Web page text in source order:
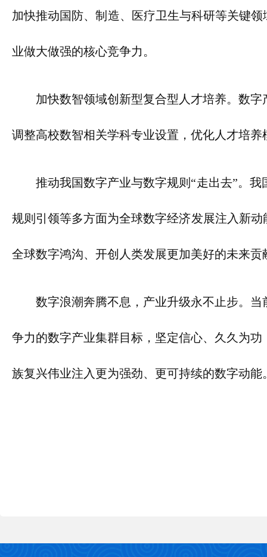
加快推动国防、制造、医疗卫生与科研等关键
业做大做强的核心竞争力。
加快数智领域创新型复合型人才培养。数
调整高校数智相关学科专业设置，优化人才培
推动我国数字产业与数字规则“走出去”。
规则引领等多方面为全球数字经济发展注入新
全球数字鸿沟、开创人类发展更加美好的未来贡
数字浪潮奔腾不息，产业升级永不止步。
争力的数字产业集群目标，坚定信心、久久为
族复兴伟业注入更为强劲、更可持续的数字动能